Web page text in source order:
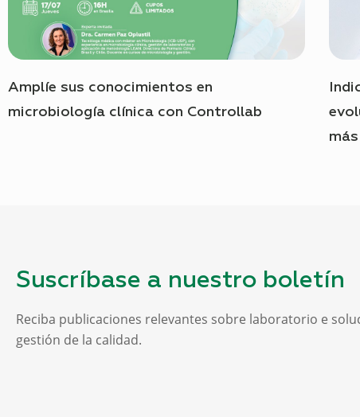
Amplíe sus conocimientos en
microbiología clínica con Controllab
Suscríbase a nuestro boletín
Reciba publicaciones relevantes sobre laboratorio e
gestión de la calidad.